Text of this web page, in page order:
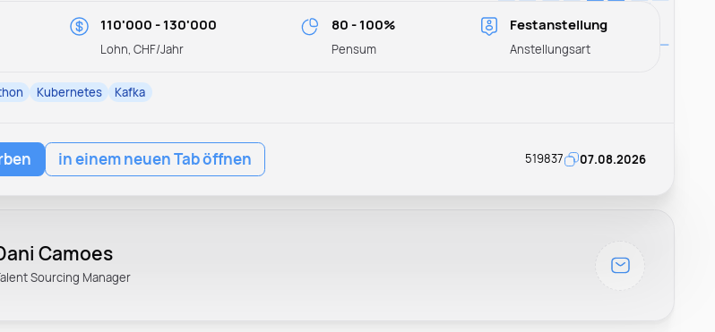
110'000 - 130'000
Lohn, CHF/Jahr
80 - 100%
Pensum
Festanstellung
Anstellungsart
Kubernetes Kafka
in einem neuen Tab öffnen 519837 07.08.2026
Camoes
Sourcing Manager